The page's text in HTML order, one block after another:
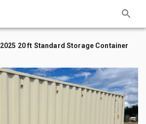
2025 20 ft Standard Storage Container